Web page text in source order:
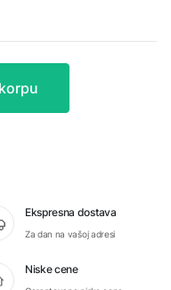
Ekspresna dostava
Za dan na vašoj adresi
Niske cene